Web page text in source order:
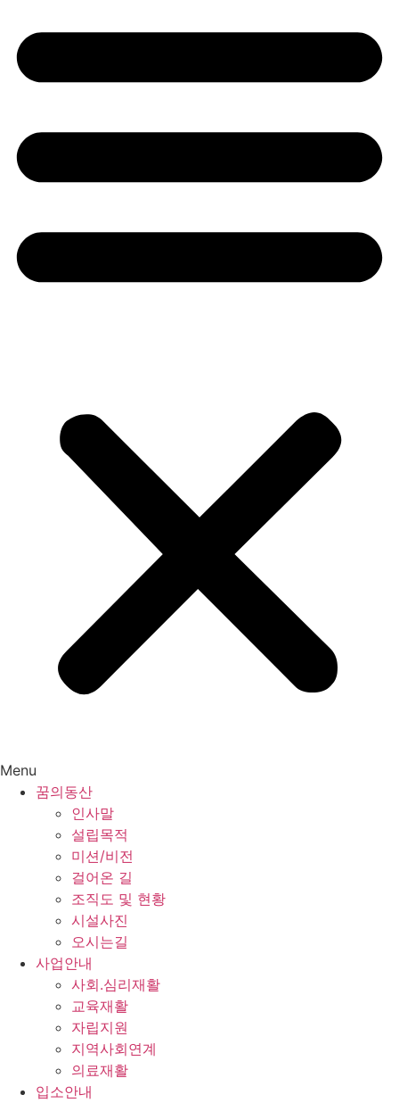
Menu
꿈의동산
인사말
설립목적
미션/비전
걸어온 길
조직도 및 현황
시설사진
오시는길
사업안내
사회.심리재활
교육재활
자립지원
지역사회연계
의료재활
입소안내